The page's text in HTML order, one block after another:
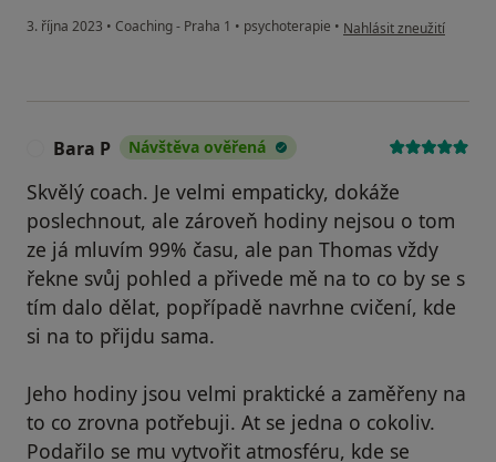
3. října 2023 • Coaching - Praha 1 • psychoterapie • podle názoru uživatele
Nahlásit zneužití
Bara P Návštěva ověřená
Skvělý coach. Je velmi empaticky, dokáže
poslechnout, ale zároveň hodiny nejsou o tom
ze já mluvím 99% času, ale pan Thomas vždy
řekne svůj pohled a přivede mě na to co by se s
tím dalo dělat, popřípadě navrhne cvičení, kde
si na to přijdu sama.
Jeho hodiny jsou velmi praktické a zaměřeny na
to co zrovna potřebuji. At se jedna o cokoliv.
Podařilo se mu vytvořit atmosféru, kde se